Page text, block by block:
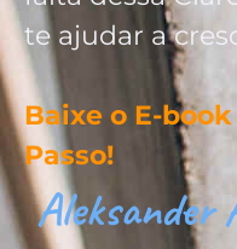
te ajudar a
Baixe o E-
Passo!
Aleksander